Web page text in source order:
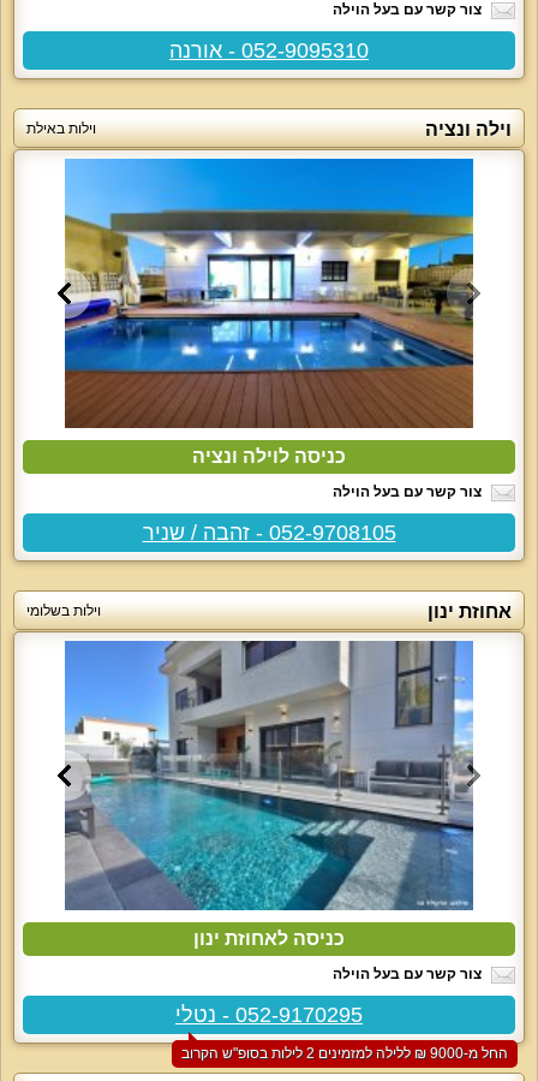
צור קשר עם בעל הוילה
052-9095310 - אורנה
וילה ונציה וילות באילת
כניסה לוילה ונציה
צור קשר עם בעל הוילה
052-9708105 - זהבה / שניר
אחוזת ינון וילות בשלומי
כניסה לאחוזת ינון
צור קשר עם בעל הוילה
052-9170295 - נטלי
החל מ-‏9000 ₪ ללילה למזמינים 2 לילות בסופ"ש הקרוב